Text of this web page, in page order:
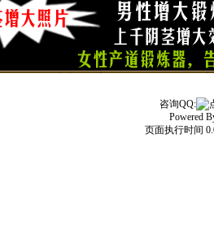
咨询QQ:
Powered
页面执行时间